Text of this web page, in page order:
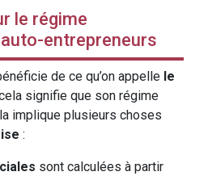
le régime
entrepreneurs
de ce qu’on appelle le
signifie que son régime
implique plusieurs choses
:
sont calculées à partir